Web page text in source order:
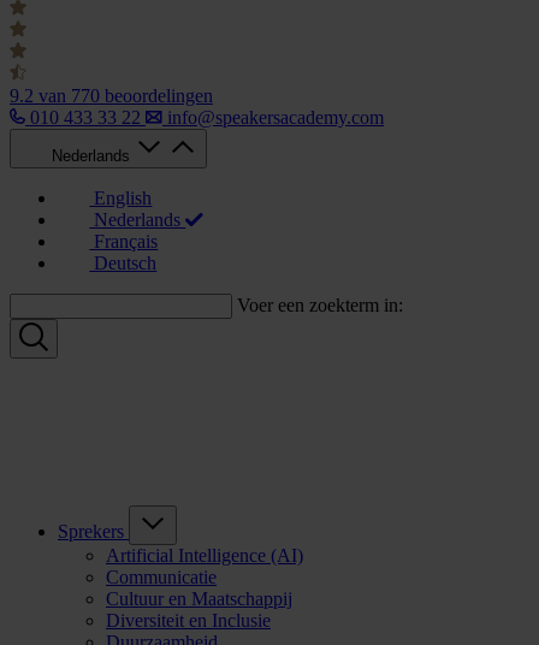
9.2 van 770 beoordelingen
010 433 33 22
info@speakersacademy.com
Nederlands
English
Nederlands
Français
Deutsch
Voer een zoekterm in:
Sprekers
Artificial Intelligence (AI)
Communicatie
Cultuur en Maatschappij
Diversiteit en Inclusie